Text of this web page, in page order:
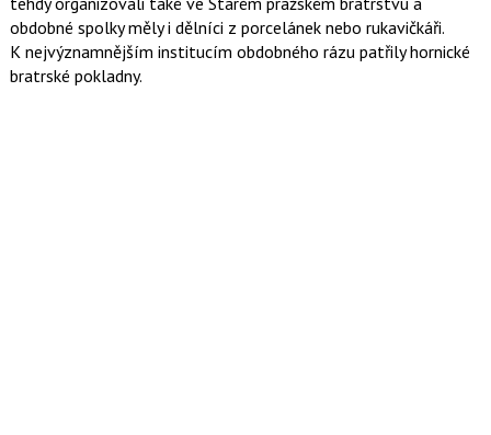
obdobné spolky měly i dělníci z porcelánek nebo rukavičkáři.
K nejvýznamnějším institucím obdobného rázu patřily hornické
bratrské pokladny.